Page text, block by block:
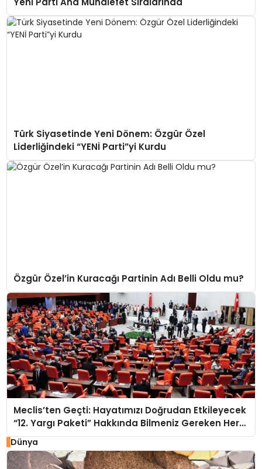
Türk Siyasetinde Yeni Dönem: Özgür Özel
Liderliğindeki “YENİ Parti”yi Kurdu
Özgür Özel’in Kuracağı Partinin Adı Belli Oldu mu?
Meclis’ten Geçti: Hayatımızı Doğrudan Etkileyecek
“12. Yargı Paketi” Hakkında Bilmeniz Gereken Her
Şey!
Dünya